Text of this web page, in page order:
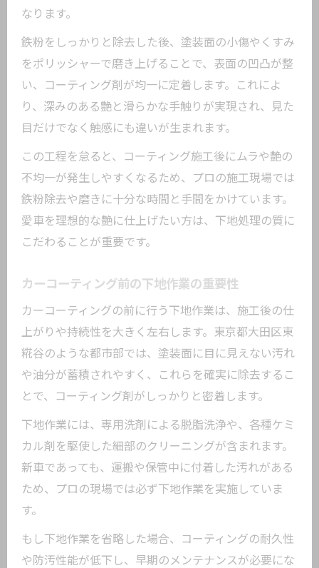
なります。
鉄粉をしっかりと除去した後、塗装面の小傷やくすみ
をポリッシャーで磨き上げることで、表面の凹凸が整
い、コーティング剤が均一に定着します。これによ
り、深みのある艶と滑らかな手触りが実現され、見た
目だけでなく触感にも違いが生まれます。
この工程を怠ると、コーティング施工後にムラや艶の
不均一が発生しやすくなるため、プロの施工現場では
鉄粉除去や磨きに十分な時間と手間をかけています。
愛車を理想的な艶に仕上げたい方は、下地処理の質に
こだわることが重要です。
カーコーティング前の下地作業の重要性
カーコーティングの前に行う下地作業は、施工後の仕
上がりや持続性を大きく左右します。東京都大田区東
糀谷のような都市部では、塗装面に目に見えない汚れ
や油分が蓄積されやすく、これらを確実に除去するこ
とで、コーティング剤がしっかりと密着します。
下地作業には、専用洗剤による脱脂洗浄や、各種ケミ
カル剤を駆使した細部のクリーニングが含まれます。
新車であっても、運搬や保管中に付着した汚れがある
ため、プロの現場では必ず下地作業を実施していま
す。
もし下地作業を省略した場合、コーティングの耐久性
や防汚性能が低下し、早期のメンテナンスが必要にな